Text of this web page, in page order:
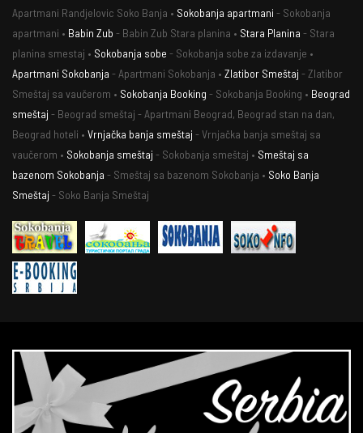
Apartmani Randjelovic Soko Banja • Sokobanja apartmani - Sokobanja
apartmani • Babin Zub - Babin Zub Stara planina • Stara Planina - Stara
planina smestaj • Sokobanja sobe - Sokobanja sobe za izdavanje •
Apartmani Sokobanja - Apartmani Sokobanja • Zlatibor Smeštaj - Zlatibor
Smeštaj sa vaučerom • Sokobanja Booking - Sokobanja Booking • Beograd
smeštaj - Beograd smeštaj - Apartmani Beograd, Beograd stan na dan,
Beograd hoteli • Vrnjačka banja smeštaj - Vrnjačka banja smeštaj sa
vaučerom • Sokobanja smeštaj - Sokobanja smeštaj • Smeštaj sa
bazenom Sokobanja - Smeštaj sa bazenom Sokobanja • Soko Banja
Smeštaj - Soko Banja Smeštaj